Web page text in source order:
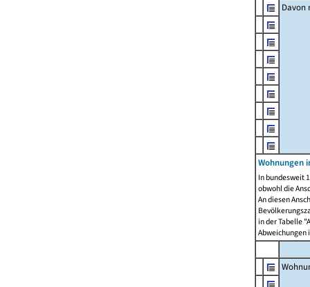
Davon
Wohnungen
In bundesweit
obwohl die
An diesen
in der Tabelle
Abweichungen